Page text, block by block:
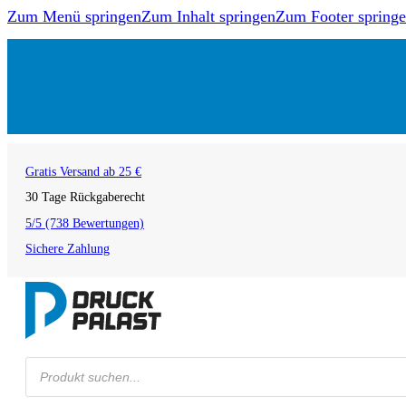
Zum Menü springenZum Inhalt springenZum Footer
Gratis Versand ab 25 €
30 Tage Rückgaberecht
5/5 (738 Bewertungen)
Sichere Zahlung
Products
search